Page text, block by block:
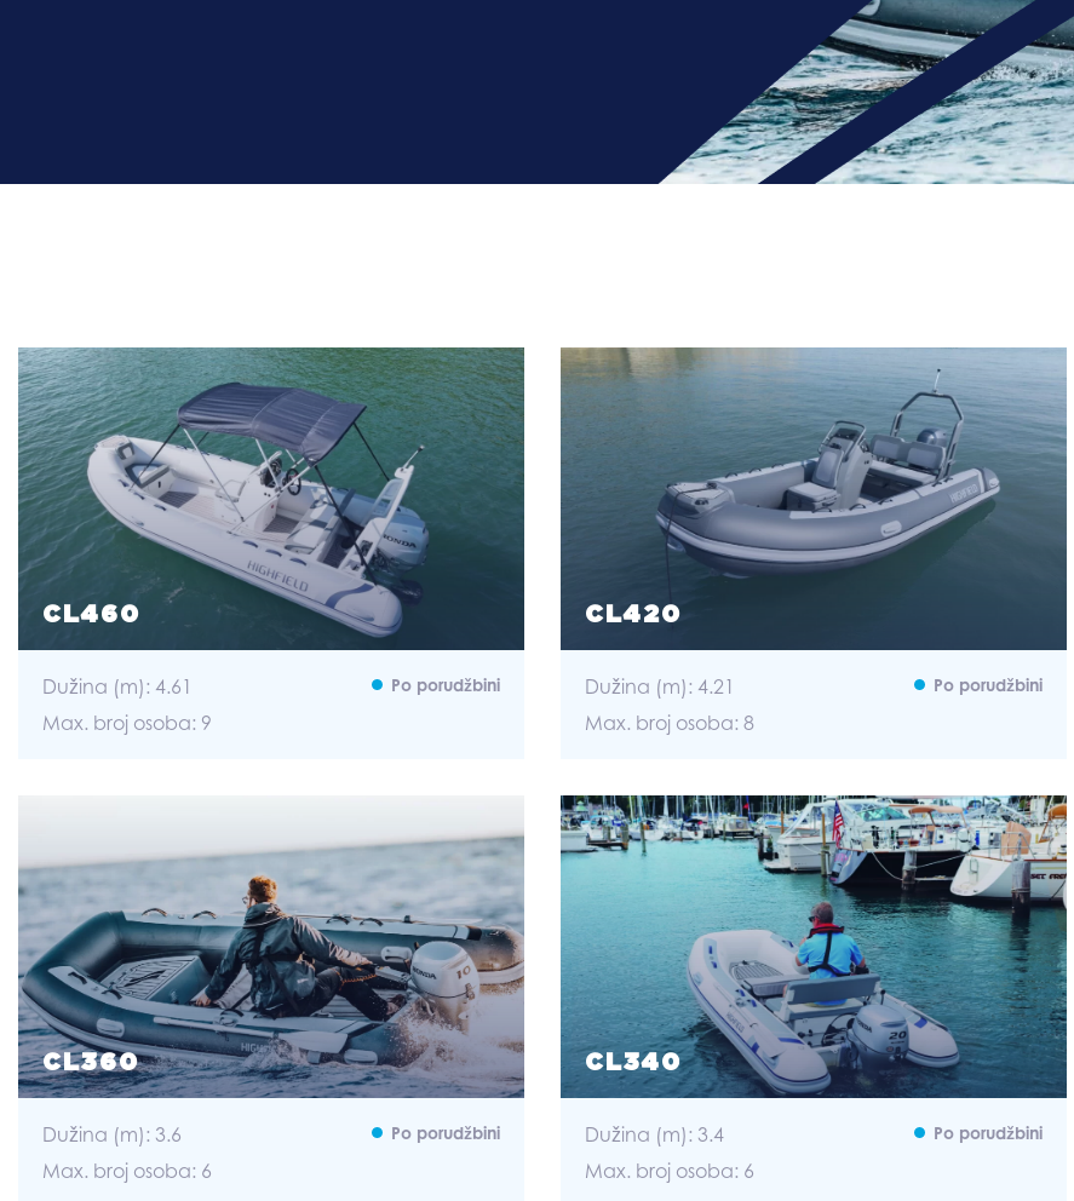
CL460
Dužina (m): 4.61
Max. broj osoba: 9
Po porudžbini
CL420
Dužina (m): 4.21
Max. broj osoba: 8
Po porudžbini
CL360
Dužina (m): 3.6
Max. broj osoba: 6
Po porudžbini
CL340
Dužina (m): 3.4
Max. broj osoba: 6
Po porudžbini